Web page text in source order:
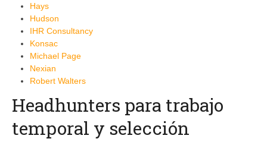
Hays
Hudson
IHR Consultancy
Konsac
Michael Page
Nexian
Robert Walters
Headhunters para trabajo
temporal y selección